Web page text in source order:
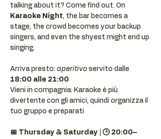
talking about it? Come find out. On
Karaoke Night, the bar becomes a
stage, the crowd becomes your backup
singers, and even the shyest might end up
singing.
Arriva presto: aperitivo servito dalle
18:00 alle 21:00
Vieni in compagnia: Karaoke è più
divertente con gli amici, quindi organizza il
tuo gruppo e preparati
📅 Thursday & Saturday | 🕒 20:00–